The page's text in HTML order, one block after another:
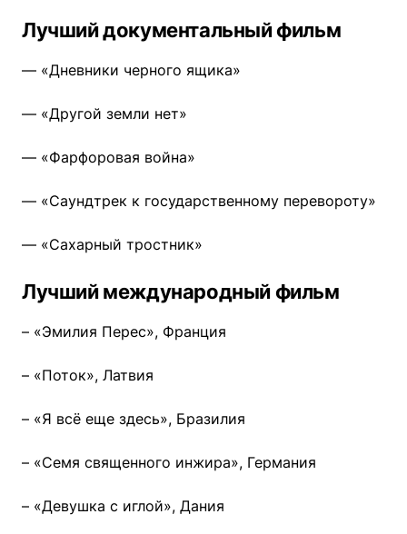
Лучший документальный фильм
— «Дневники черного ящика»
— «Другой земли нет»
— «Фарфоровая война»
— «Саундтрек к государственному перевороту»
— «Сахарный тростник»
Лучший международный фильм
– «Эмилия Перес», Франция
– «Поток», Латвия
– «Я всё еще здесь», Бразилия
– «Семя священного инжира», Германия
– «Девушка с иглой», Дания